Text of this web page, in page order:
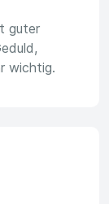
guter
wichtig.